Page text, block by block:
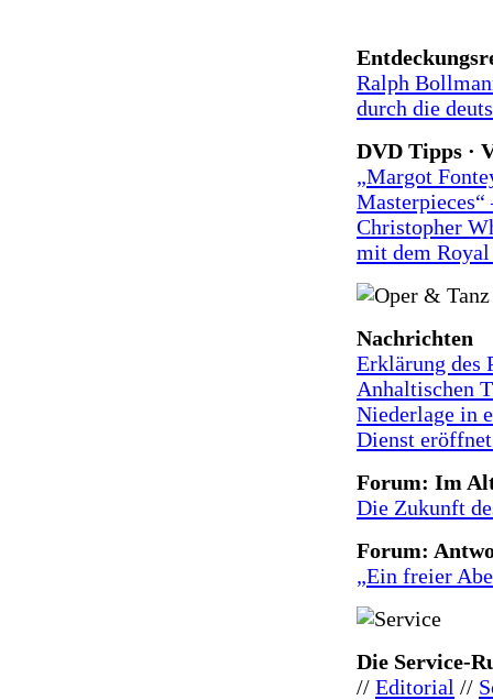
Ralph
durch die
DVD Tipps ·
„Margot
Masterpieces“
Christopher
mit dem
Nachrichten
Erklärung des
Anhaltischen
Niederlage in
Dienst
Forum: Im
Die Zukunft
Forum:
„Ein freier
Die Service-
// Editorial //